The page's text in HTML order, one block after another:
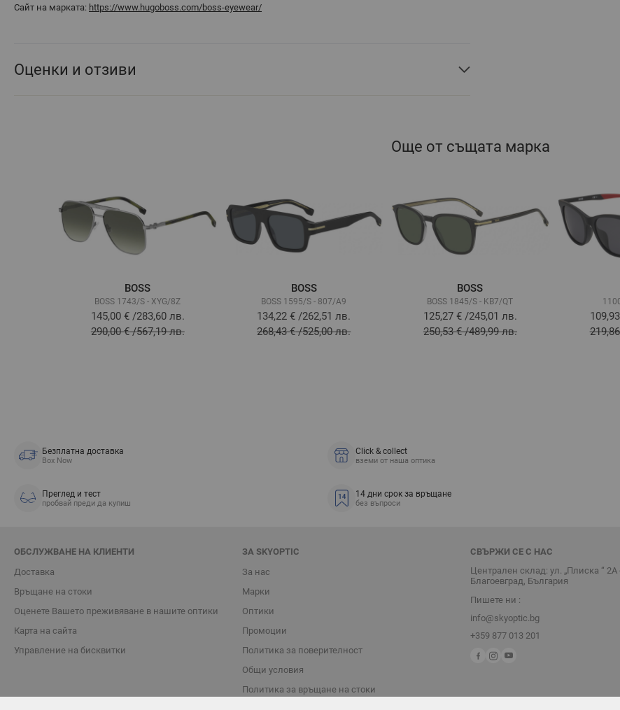
Сайт на марката: https://www.hugoboss.com/boss-eyewear/
Оценки и отзиви
Още от същата марка
BOSS
BOSS 1743/S - XYG/8Z
145,00 €/283,60 лв.
290,00 €/567,19 лв.
BOSS
BOSS 1595/S - 807/A9
134,22 € /262,51 лв.
268,43 €/525,00 лв.
BOSS
BOSS 1845/S - KB7/QT
125,27 €/245,01 лв.
250,53 €/489,99 лв.
Безплатна доставка
Box Now
Click & collect
вземи от наша оптика
Преглед и тест
пробвай преди да купиш
14 дни срок за връщане
без въпроси
ОБСЛУЖВАНЕ НА КЛИЕНТИ
Доставка
Връщане на стоки
Oценете Вашето преживяване в нашите оптики
Карта на сайта
Управление на бисквитки
ЗА SKYOPTIC
За нас
Марки
Оптики
Промоции
Политика за поверителност
Общи условия
Политика за връщане на стоки
СВЪРЖИ СЕ С НАС
Централен склад: ул. „Плиска “ 2А
Благоевград, България
Пишете ни :
info@skyoptic.bg
+359 877 013 201